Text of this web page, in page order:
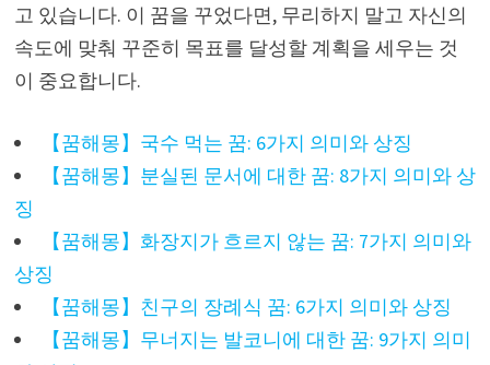
고 있습니다. 이 꿈을 꾸었다면, 무리하지 말고 자신의
속도에 맞춰 꾸준히 목표를 달성할 계획을 세우는 것
이 중요합니다.
【꿈해몽】국수 먹는 꿈: 6가지 의미와 상징
【꿈해몽】분실된 문서에 대한 꿈: 8가지 의미와 상
징
【꿈해몽】화장지가 흐르지 않는 꿈: 7가지 의미와
상징
【꿈해몽】친구의 장례식 꿈: 6가지 의미와 상징
【꿈해몽】무너지는 발코니에 대한 꿈: 9가지 의미